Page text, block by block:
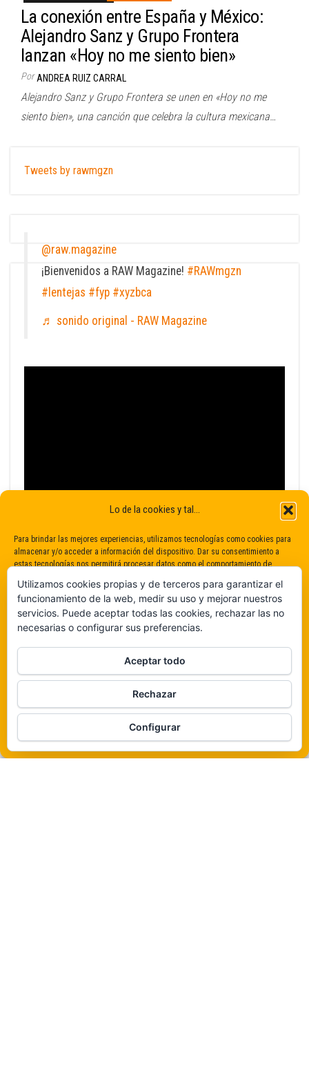
Lo de la cookies y tal...
Para brindar las mejores experiencias, utilizamos tecnologías como cookies para
almacenar y/o acceder a información del dispositivo. Dar su consentimiento a
estas tecnologías nos permitirá procesar datos como el comportamiento de
consentimiento puede afectar negativamente a determinadas características y
funciones.
De ninguna manera
Veámos que hay aquí
Política de cookies
La conexión entre España y México:
Alejandro Sanz y Grupo Frontera
lanzan «Hoy no me siento bien»
Por ANDREA RUIZ CARRAL
Alejandro Sanz y Grupo Frontera se unen en «Hoy no me
siento bien», una canción que celebra la cultura mexicana…
Tweets by rawmgzn
@raw.magazine
¡Bienvenidos a RAW Magazine! #RAWmgzn
#lentejas #fyp #xyzbca
♬ sonido original - RAW Magazine
WordPress |Tema:
Utilizamos cookies propias y de terceros para garantizar el
funcionamiento de la web, medir su uso y mejorar nuestros
servicios. Puede aceptar todas las cookies, rechazar las no
necesarias o configurar sus preferencias.
Aceptar todo
Rechazar
Configurar